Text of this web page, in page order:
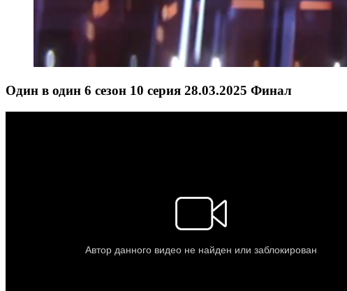
Один в один 6 сезон 10 серия 28.03.2025 Финал